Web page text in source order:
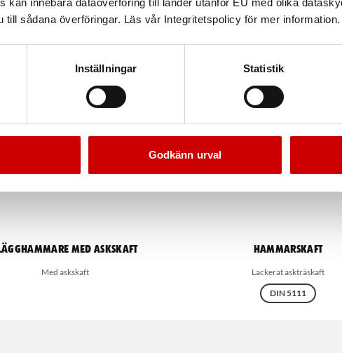
kan innebära dataöverföring till länder utanför EU med olika
till sådana överföringar. Läs vår Integritetspolicy för mer information.
Inställningar Statistik
Godkänn urval
med askskaft
Med askskaft
Hammarskaft
Lackerat askträskaft
DIN 5111